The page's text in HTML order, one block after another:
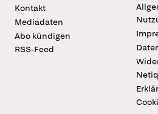
Kontakt
Mediadaten
Abo kündigen
RSS-Feed